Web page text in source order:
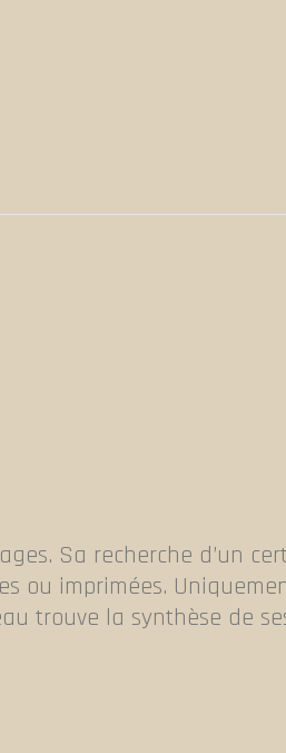
Sa recherche d’un
ou imprimées.
trouve la synthèse de